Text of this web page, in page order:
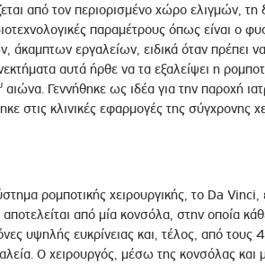
από τον περιορισμένο χώρο ελιγμών, τη
παραμέτρους όπως είναι ο
εργαλείων, ειδικά όταν πρέπει
αυτά ήρθε να τα εξαλείψει η
αιώνα. Γεννήθηκε ως ιδέα για την παροχή
στις κλινικές εφαρμογές της σύγχρονης
ρομποτικής χειρουργικής, το Da Vinci,
από μία κονσόλα, στην οποία
υψηλής ευκρίνειας και, τέλος, από τους
Ο χειρουργός, μέσω της κονσόλας και